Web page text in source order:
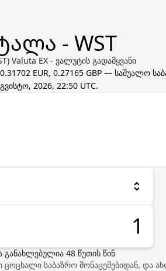
- WST
Valuta EX - ვალუტის გადამყვანი
EUR, 0.27165 GBP — საშუალო
2026, 22:50 UTC.
განახლებულია 48წუთის წინ
საბაზრო მონაცემებიდან, და